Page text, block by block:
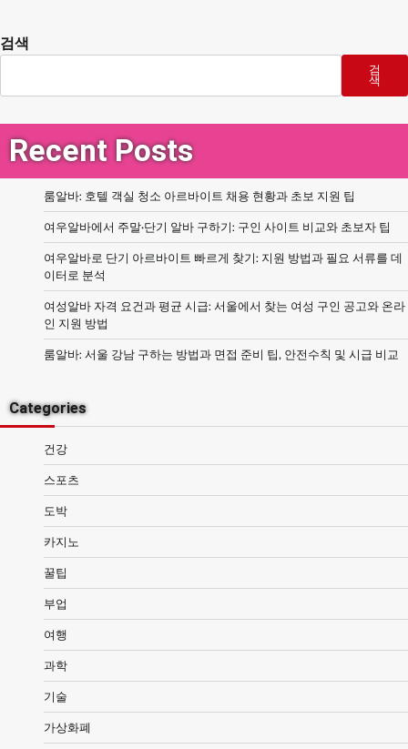
검색
검
색
Recent Posts
룸알바: 호텔 객실 청소 아르바이트 채용 현황과 초보 지원 팁
여우알바에서 주말·단기 알바 구하기: 구인 사이트 비교와 초보자 팁
여우알바로 단기 아르바이트 빠르게 찾기: 지원 방법과 필요 서류를 데
이터로 분석
여성알바 자격 요건과 평균 시급: 서울에서 찾는 여성 구인 공고와 온라
인 지원 방법
룸알바: 서울 강남 구하는 방법과 면접 준비 팁, 안전수칙 및 시급 비교
Categories
건강
스포츠
도박
카지노
꿀팁
부업
여행
과학
기술
가상화폐